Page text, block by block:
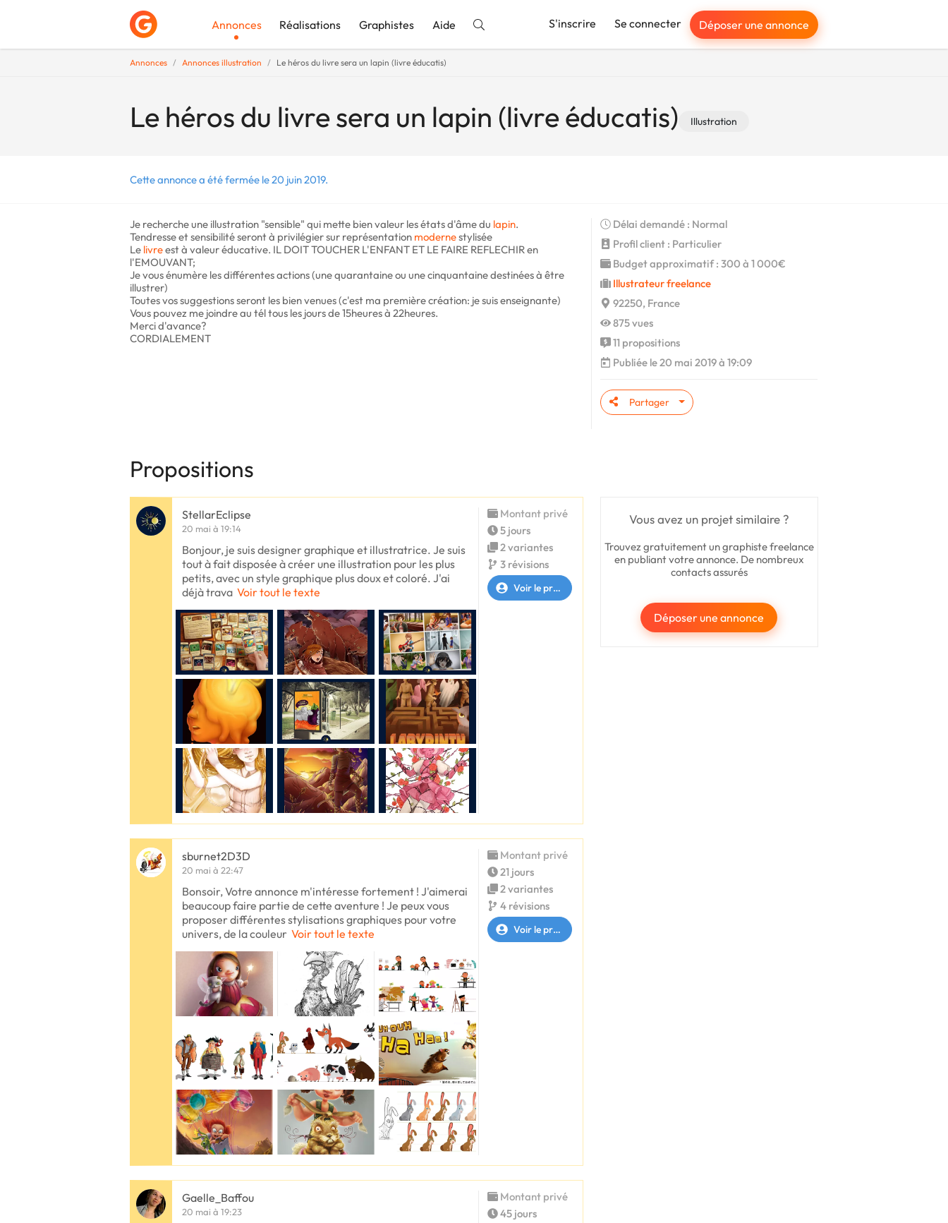
Annonces Réalisations Graphistes Aide S'inscrire Se connecter Déposer une annonce
Annonces Annonces illustration Le héros du livre sera un lapin (livre éducatis)
Le héros du livre sera un lapin (livre éducatis) Illustration
Cette annonce a été fermée le 20 juin 2019.
Je recherche une illustration "sensible" qui mette bien valeur les états d'âme du lapin.
Tendresse et sensibilité seront à privilégier sur représentation modernestylisée
Le livreest à valeur éducative. IL DOIT TOUCHER L'ENFANT ET LE FAIRE REFLECHIR en
l'EMOUVANT;
Je vous énumère les différentes actions (une quarantaine ou une cinquantaine destinées à être
illustrer)
Toutes vos suggestions seront les bien venues (c'est ma première création: je suis enseignante)
Vous pouvez me joindre au tél tous les jours de 15heures à 22heures.
Merci d'avance?
CORDIALEMENT
Délai demandé : Normal
Profil client : Particulier
Budget approximatif : 300 à 1 000€
Illustrateur freelance
92250, France
875 vues
11 propositions
Publiée le 20 mai 2019 à 19:09
Partager
Propositions
Vous avez un projet similaire ?
Trouvez gratuitement un graphiste freelance
en publiant votre annonce. De nombreux
contacts assurés
Déposer une annonce
StellarEclipse
20 mai à 19:14
Bonjour, je suis designer graphique et illustratrice. Je suis
tout à fait disposée à créer une illustration pour les plus
petits, avec un style graphique plus doux et coloré. J'ai
déjà trava Voir tout le texte
Montant privé
5 jours
2 variantes
3 révisions
Voir le profil
sburnet2D3D
20 mai à 22:47
Bonsoir, Votre annonce m'intéresse fortement ! J'aimerai
beaucoup faire partie de cette aventure ! Je peux vous
proposer différentes stylisations graphiques pour votre
univers, de la couleur Voir tout le texte
Montant privé
21 jours
2 variantes
4 révisions
Voir le profil
Gaelle_Baffou
20 mai à 19:23
Montant privé
45 jours